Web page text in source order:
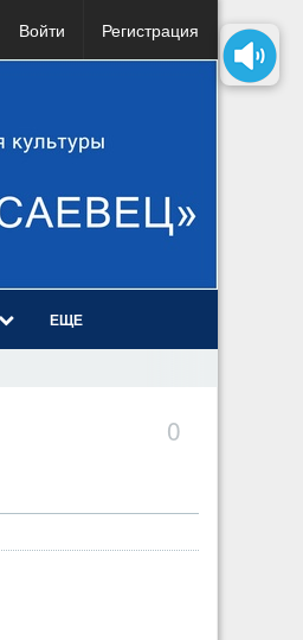
Войти Регистрация
ЕЩЕ
0